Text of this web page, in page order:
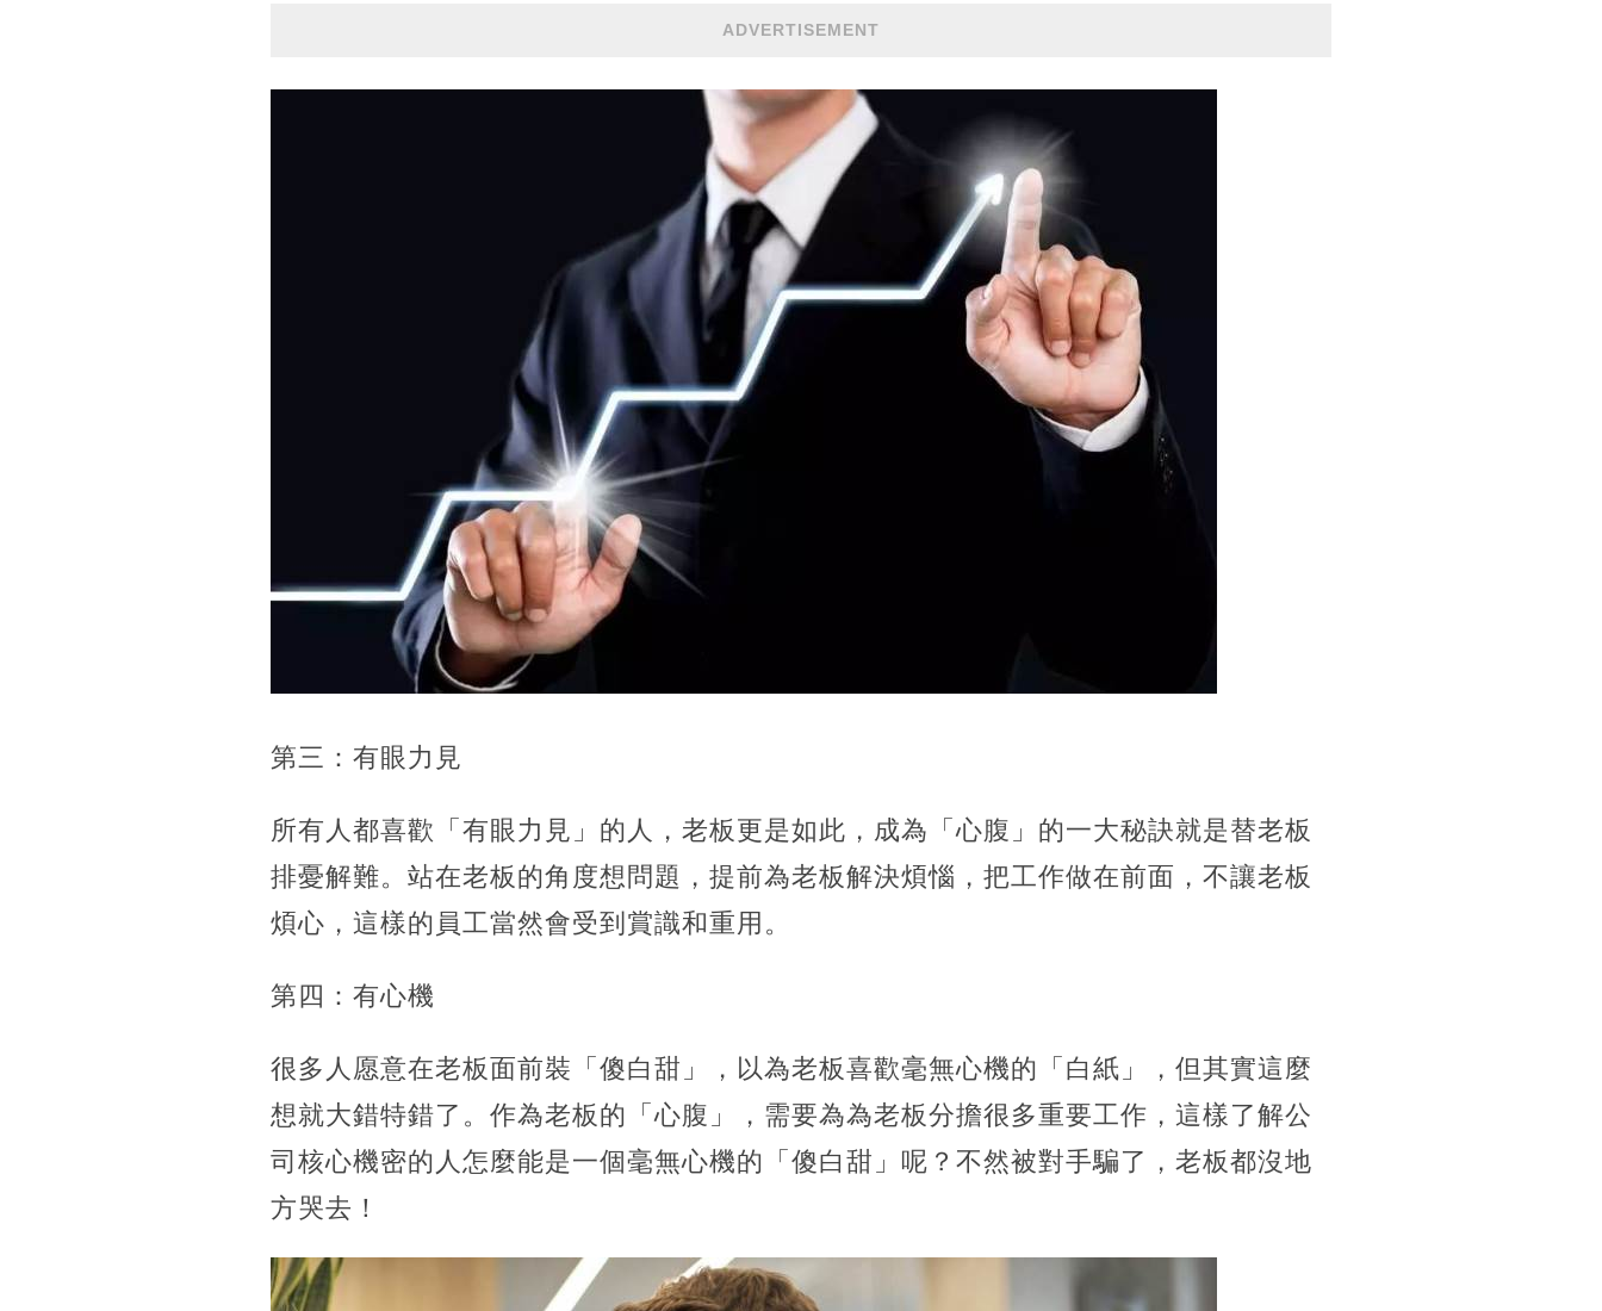
ADVERTISEMENT
第三：有眼力見
所有人都喜歡「有眼力見」的人，老板更是如此，成為「心腹」的一大秘訣就是替老板
排憂解難。站在老板的角度想問題，提前為老板解決煩惱，把工作做在前面，不讓老板
煩心，這樣的員工當然會受到賞識和重用。
第四：有心機
很多人愿意在老板面前裝「傻白甜」，以為老板喜歡毫無心機的「白紙」，但其實這麼
想就大錯特錯了。作為老板的「心腹」，需要為為老板分擔很多重要工作，這樣了解公
司核心機密的人怎麼能是一個毫無心機的「傻白甜」呢？不然被對手騙了，老板都沒地
方哭去！